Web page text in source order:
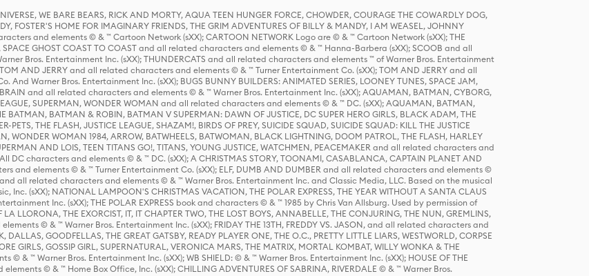
WE BARE BEARS, RICK AND MORTY, AQUA TEEN HUNGER FORCE, CHOWDER, COURAGE THE COWARDLY DOG,
FOSTER'S HOME FOR IMAGINARY FRIENDS, THE GRIM ADVENTURES OF BILLY & MANDY, I AM WEASEL, JOHNNY
and elements © & ™ Cartoon Network (sXX); CARTOON NETWORK Logo are © & ™ Cartoon Network (sXX); THE
SPACE GHOST COAST TO COAST and all related characters and elements © & ™ Hanna-Barbera (sXX); SCOOB and all
Bros. Entertainment Inc. (sXX); THUNDERCATS and all related characters and elements ™ of Warner Bros. Entertainment
AND JERRY and all related characters and elements © & ™ Turner Entertainment Co. (sXX); TOM AND JERRY and all
Warner Bros. Entertainment Inc. (sXX); BUGS BUNNY BUILDERS: ANIMATED SERIES, LOONEY TUNES, SPACE JAM,
and all related characters and elements © & ™ Warner Bros. Entertainment Inc. (sXX); AQUAMAN, BATMAN, CYBORG,
LEAGUE, SUPERMAN, WONDER WOMAN and all related characters and elements © & ™ DC. (sXX); AQUAMAN, BATMAN,
BATMAN, BATMAN & ROBIN, BATMAN V SUPERMAN: DAWN OF JUSTICE, DC SUPER HERO GIRLS, BLACK ADAM, THE
PETS, THE FLASH, JUSTICE LEAGUE, SHAZAM!, BIRDS OF PREY, SUICIDE SQUAD, SUICIDE SQUAD: KILL THE JUSTICE
WONDER WOMAN 1984, ARROW, BATWHEELS, BATWOMAN, BLACK LIGHTNING, DOOM PATROL, THE FLASH, HARLEY
AND LOIS, TEEN TITANS GO!, TITANS, YOUNG JUSTICE, WATCHMEN, PEACEMAKER and all related characters and
DC characters and elements © & ™ DC. (sXX); A CHRISTMAS STORY, TOONAMI, CASABLANCA, CAPTAIN PLANET AND
and elements © & ™ Turner Entertainment Co. (sXX); ELF, DUMB AND DUMBER and all related characters and elements ©
and all related characters and elements © & ™ Warner Bros. Entertainment Inc. and Classic Media, LLC. Based on the musical
(sXX); NATIONAL LAMPOON'S CHRISTMAS VACATION, THE POLAR EXPRESS, THE YEAR WITHOUT A SANTA CLAUS
Inc. (sXX); THE POLAR EXPRESS book and characters © & ™ 1985 by Chris Van Allsburg. Used by permission of
LLORONA, THE EXORCIST, IT, IT CHAPTER TWO, THE LOST BOYS, ANNABELLE, THE CONJURING, THE NUN, GREMLINS,
© & ™ Warner Bros. Entertainment Inc. (sXX); FRIDAY THE 13TH, FREDDY VS. JASON, and all related characters and
GOODFELLAS, THE GREAT GATSBY, READY PLAYER ONE, THE O.C., PRETTY LITTLE LIARS, WESTWORLD, CORPSE
GIRLS, GOSSIP GIRL, SUPERNATURAL, VERONICA MARS, THE MATRIX, MORTAL KOMBAT, WILLY WONKA & THE
& ™ Warner Bros. Entertainment Inc. (sXX); WB SHIELD: © & ™ Warner Bros. Entertainment Inc. (sXX); HOUSE OF THE
© & ™ Home Box Office, Inc. (sXX); CHILLING ADVENTURES OF SABRINA, RIVERDALE © & ™ Warner Bros.